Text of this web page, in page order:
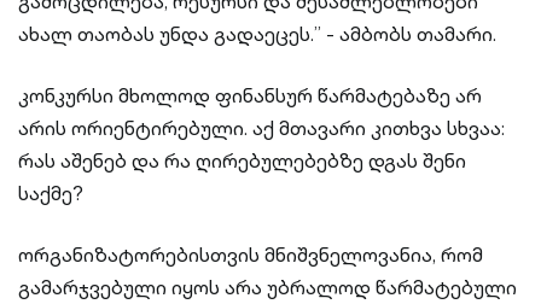
ახალ თაობას უნდა გადაეცეს.” - ამბობს თამარი.
კონკურსი მხოლოდ ფინანსურ წარმატებაზე არ
არის ორიენტირებული. აქ მთავარი კითხვა სხვაა:
რას აშენებ და რა ღირებულებებზე დგას შენი
საქმე?
ორგანიზატორებისთვის მნიშვნელოვანია, რომ
გამარჯვებული იყოს არა უბრალოდ წარმატებული